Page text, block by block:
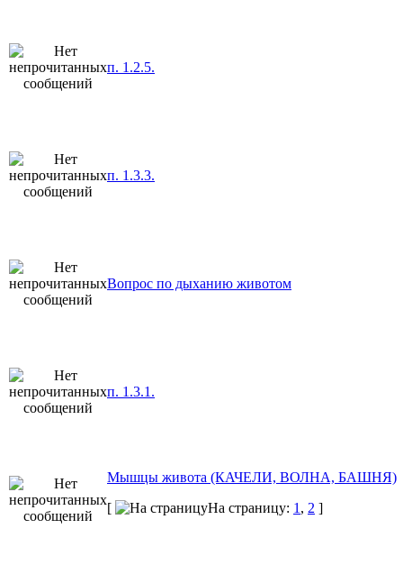
п. 1.2.5.
п. 1.3.3.
Вопрос по дыханию животом
п. 1.3.1.
Мышцы живота (КАЧЕЛИ, ВОЛНА, БАШНЯ)
[
На страницу: 1 , 2 ]